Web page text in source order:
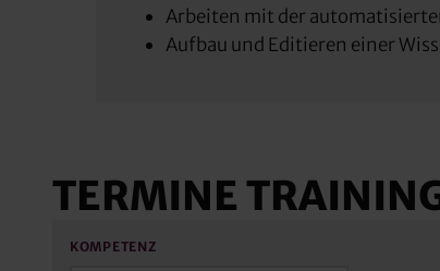
Arbeiten mit der
Aufbau und Editieren einer
TERMINE
KOMPETENZ